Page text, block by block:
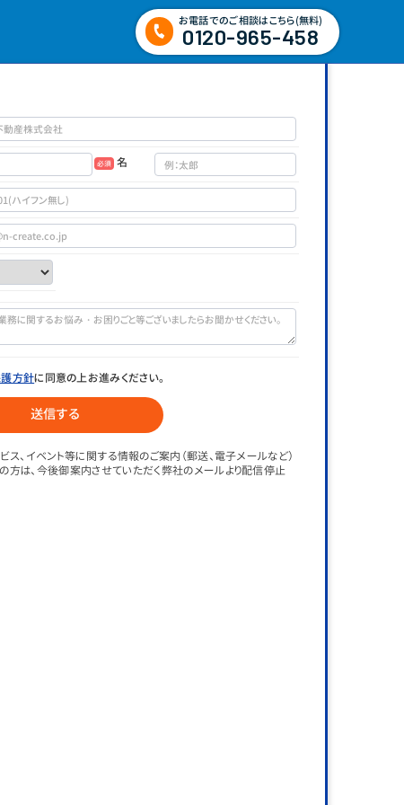
お電話でのご相談はこちら(無料)
0120-965-458
必須 名
方針に同意の上お進みください。
ス、イベント等に関する情報のご案内（郵送、電子メールなど）
方は、今後御案内させていただく弊社のメールより配信停止